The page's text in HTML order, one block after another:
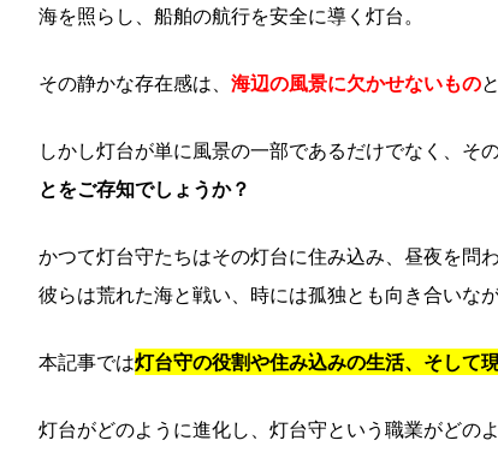
海を照らし、船舶の航行を安全に導く灯台。
その静かな存在感は、 海辺の風景に欠かせないもの
しかし灯台が単に風景の一部であるだけでなく、そ
とをご存知でしょうか？
かつて灯台守たちはその灯台に住み込み、昼夜を問
彼らは荒れた海と戦い、時には孤独とも向き合いな
本記事では灯台守の役割や住み込みの生活、そして
灯台がどのように進化し、灯台守という職業がどの